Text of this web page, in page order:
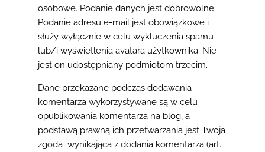
osobowe. Podanie danych jest dobrowolne.
Podanie adresu e-mail jest obowiązkowe i
służy wyłącznie w celu wykluczenia spamu
lub/i wyświetlenia avatara użytkownika. Nie
jest on udostępniany podmiotom trzecim.
Dane przekazane podczas dodawania
komentarza wykorzystywane są w celu
opublikowania komentarza na blog, a
podstawą prawną ich przetwarzania jest Twoja
zgoda wynikająca z dodania komentarza (art.